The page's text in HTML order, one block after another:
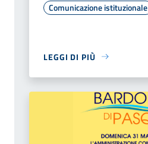
Comunicazione istituzionale
LEGGI DI PIÙ